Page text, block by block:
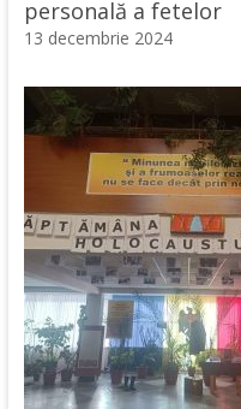
personală a fetelor
13 decembrie 2024